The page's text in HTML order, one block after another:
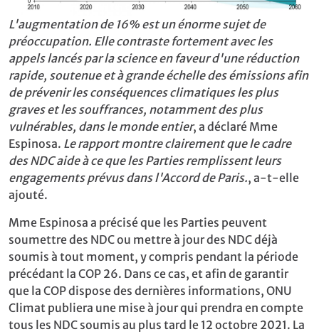
L'augmentation de 16% est un énorme sujet de
préoccupation. Elle contraste fortement avec les
appels lancés par la science en faveur d'une réduction
rapide, soutenue et à grande échelle des émissions afin
de prévenir les conséquences climatiques les plus
graves et les souffrances, notamment des plus
vulnérables, dans le monde entier, a déclaré Mme
Espinosa. Le rapport montre clairement que le cadre
des NDC aide à ce que les Parties remplissent leurs
engagements prévus dans l'Accord de Paris., a-t-elle
ajouté.
Mme Espinosa a précisé que les Parties peuvent
soumettre des NDC ou mettre à jour des NDC déjà
soumis à tout moment, y compris pendant la période
précédant la COP 26. Dans ce cas, et afin de garantir
que la COP dispose des dernières informations, ONU
Climat publiera une mise à jour qui prendra en compte
tous les NDC soumis au plus tard le 12 octobre 2021. La